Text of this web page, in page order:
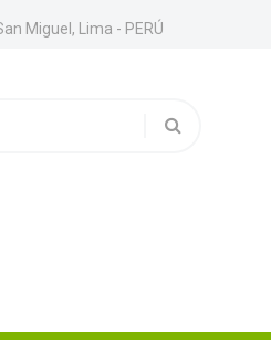
Miguel, Lima - PERÚ